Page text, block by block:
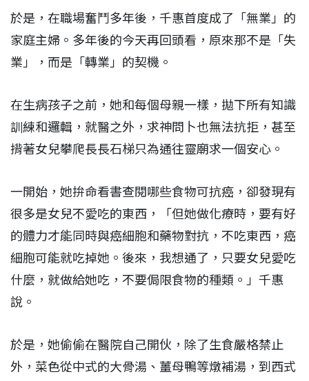
於是，在職場奮鬥多年後，千惠首度成了「無業」的
家庭主婦。多年後的今天再回頭看，原來那不是「失
業」，而是「轉業」的契機。
在生病孩子之前，她和每個母親一樣，拋下所有知識
訓練和邏輯，就醫之外，求神問卜也無法抗拒，甚至
揹著女兒攀爬長長石梯只為通往靈廟求一個安心。
一開始，她拚命看書查閱哪些食物可抗癌，卻發現有
很多是女兒不愛吃的東西，「但她做化療時，要有好
的體力才能同時與癌細胞和藥物對抗，不吃東西，癌
細胞可能就吃掉她。後來，我想通了，只要女兒愛吃
什麼，就做給她吃，不要侷限食物的種類。」千惠
說。
於是，她偷偷在醫院自己開伙，除了生食嚴格禁止
外，菜色從中式的大骨湯、薑母鴨等燉補湯，到西式